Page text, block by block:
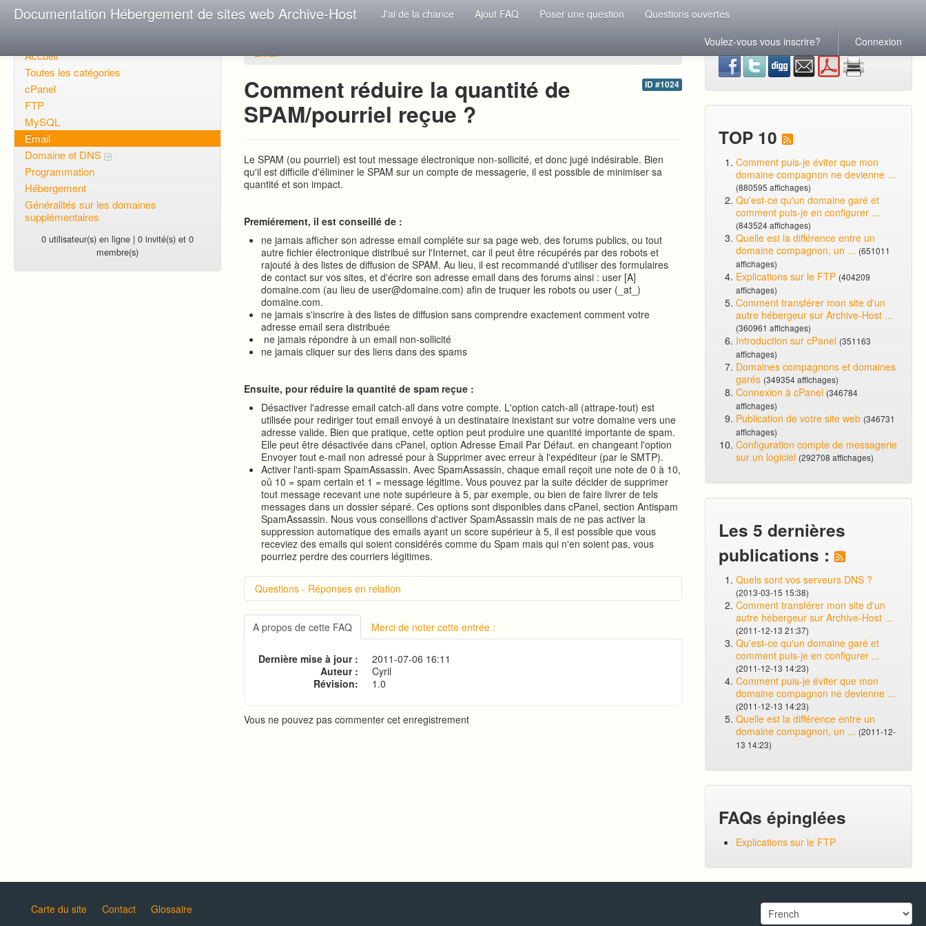
Documentation Hébergement de sites web Archive-Host J'ai de la chance Ajout FAQ Poser une question
Questions ouvertes
Voulez-vous vous inscrire?
Connexion
Accueil
Toutes les catégories
cPanel
FTP
MySQL
Email
Domaine et DNS
Programmation
Hébergement
Généralités sur les domaines
supplémentaires
0 utilisateur(s) en ligne | 0 invité(s) et 0
membre(s)
Email
ID #1024
Comment réduire la quantité de
SPAM/pourriel reçue ?
Le SPAM (ou pourriel) est tout message électronique non-sollicité, et donc jugé indésirable. Bien
qu'il est difficile d'éliminer le SPAM sur un compte de messagerie, il est possible de minimiser sa
quantité et son impact.
Premiérement, il est conseillé de :
ne jamais afficher son adresse email compléte sur sa page web, des forums publics, ou tout
autre fichier électronique distribué sur l'Internet, car il peut être récupérés par des robots et
rajouté à des listes de diffusion de SPAM. Au lieu, il est recommandé d'utiliser des formulaires
de contact sur vos sites, et d'écrire son adresse email dans des forums ainsi : user [A]
domaine.com (au lieu de user@domaine.com) afin de truquer les robots ou user (_at_)
domaine.com.
ne jamais s'inscrire à des listes de diffusion sans comprendre exactement comment votre
adresse email sera distribuée
ne jamais répondre à un email non-sollicité
ne jamais cliquer sur des liens dans des spams
Ensuite, pour réduire la quantité de spam reçue :
Désactiver l'adresse email catch-all dans votre compte. L'option catch-all (attrape-tout) est
utilisée pour rediriger tout email envoyé à un destinataire inexistant sur votre domaine vers une
adresse valide. Bien que pratique, cette option peut produire une quantité importante de spam.
Elle peut être désactivée dans cPanel, option Adresse Email Par Défaut. en changeant l'option
Envoyer tout e-mail non adressé pour à Supprimer avec erreur à l'expéditeur (par le SMTP).
Activer l'anti-spam SpamAssassin. Avec SpamAssassin, chaque email reçoit une note de 0 à 10,
oû 10 = spam certain et 1 = message légitime. Vous pouvez par la suite décider de supprimer
tout message recevant une note supérieure à 5, par exemple, ou bien de faire livrer de tels
messages dans un dossier séparé. Ces options sont disponibles dans cPanel, section Antispam
SpamAssassin. Nous vous conseillons d'activer SpamAssassin mais de ne pas activer la
suppression automatique des emails ayant un score supérieur à 5, il est possible que vous
receviez des emails qui soient considérés comme du Spam mais qui n'en soient pas, vous
pourriez perdre des courriers légitimes.
Questions - Réponses en relation
Comment choisir un bon nom de domaine ?
Répondeur automatique
Comment configurer un compte de messagerie IMAP ?
Comment protéger un répertoire à l'aide d'un mot de passe?
A propos de cette FAQ Merci de noter cette entrée :
Dernière mise à jour :
2011-07-06 16:11
Auteur :
Cyril
Révision:
1.0
Vous ne pouvez pas commenter cet enregistrement
TOP 10
Comment puis-je éviter que mon
domaine compagnon ne devienne ...
(880595 affichages)
Qu'est-ce qu'un domaine garé et
comment puis-je en configurer ...
(843524 affichages)
Quelle est la différence entre un
domaine compagnon, un ... (651011
affichages)
Explications sur le FTP (404209
affichages)
Comment transférer mon site d'un
autre hébergeur sur Archive-Host ...
(360961 affichages)
Introduction sur cPanel (351163
affichages)
Domaines compagnons et domaines
garés (349354 affichages)
Connexion à cPanel (346784
affichages)
Publication de votre site web (346731
affichages)
Configuration compte de messagerie
sur un logiciel (292708 affichages)
Les 5 dernières
publications :
Quels sont vos serveurs DNS ?
(2013-03-15 15:38)
Comment transférer mon site d'un
autre hébergeur sur Archive-Host ...
(2011-12-13 21:37)
Qu'est-ce qu'un domaine garé et
comment puis-je en configurer ...
(2011-12-13 14:23)
Comment puis-je éviter que mon
domaine compagnon ne devienne ...
(2011-12-13 14:23)
Quelle est la différence entre un
domaine compagnon, un ... (2011-12-
13 14:23)
FAQs épinglées
Explications sur le FTP
Carte du site Contact Glossaire